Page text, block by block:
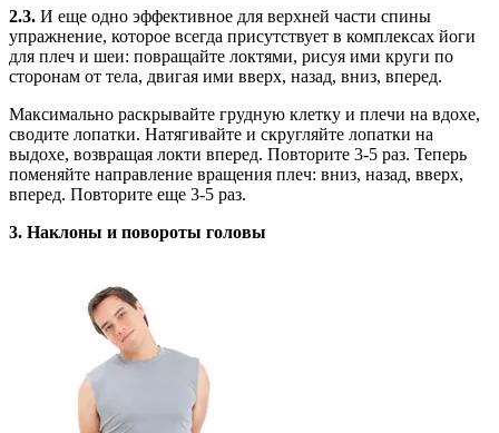
2.3. И еще одно эффективное для верхней части спины
упражнение, которое всегда присутствует в комплексах йоги
для плеч и шеи: повращайте локтями, рисуя ими круги по
сторонам от тела, двигая ими вверх, назад, вниз, вперед.
Максимально раскрывайте грудную клетку и плечи на вдохе,
сводите лопатки. Натягивайте и скругляйте лопатки на
выдохе, возвращая локти вперед. Повторите 3-5 раз. Теперь
поменяйте направление вращения плеч: вниз, назад, вверх,
вперед. Повторите еще 3-5 раз.
3. Наклоны и повороты головы